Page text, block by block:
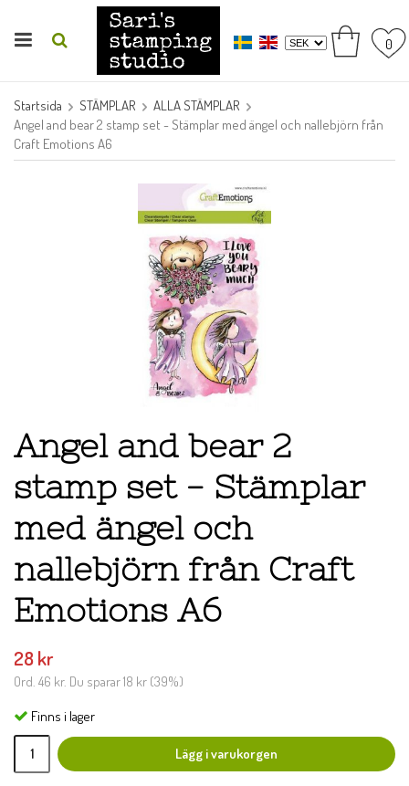
0
Startsida STÄMPLAR
ALLA STÄMPLAR
Angel and bear 2 stamp set - Stämplar med ängel och nallebjörn från
Craft Emotions A6
Angel and bear 2
stamp set - Stämplar
med ängel och
nallebjörn från Craft
Emotions A6
28 kr
Ord. 46 kr. Du sparar18 kr (39%)
Finns i lager
Lägg i varukorgen